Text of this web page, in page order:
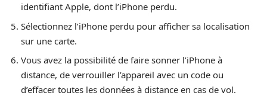
identifiant Apple, dont l’iPhone perdu.
Sélectionnez l’iPhone perdu pour afficher sa localisation
sur une carte.
Vous avez la possibilité de faire sonner l’iPhone à
distance, de verrouiller l’appareil avec un code ou
d’effacer toutes les données à distance en cas de vol.